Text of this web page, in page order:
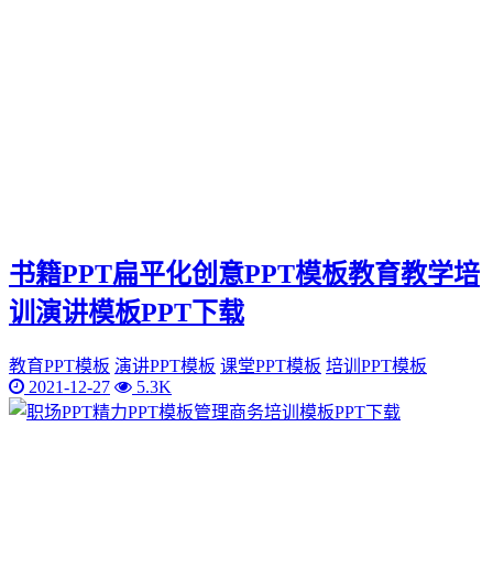
书籍PPT扁平化创意PPT模板教育教学培
训演讲模板PPT下载
教育PPT模板 演讲PPT模板 课堂PPT模板 培训PPT模板
2021-12-27
5.3K